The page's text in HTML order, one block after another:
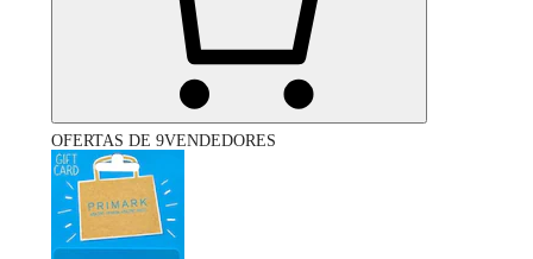
OFERTAS DE 9VENDEDORES